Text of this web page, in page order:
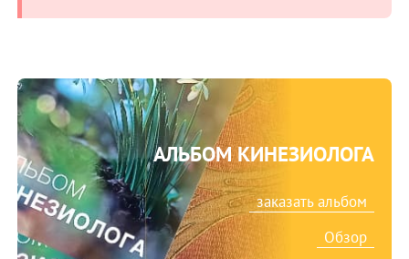
АЛЬБОМ КИНЕЗИОЛОГА
заказать альбом
Обзор